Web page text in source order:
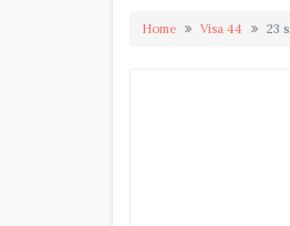
Home Visa 44 23